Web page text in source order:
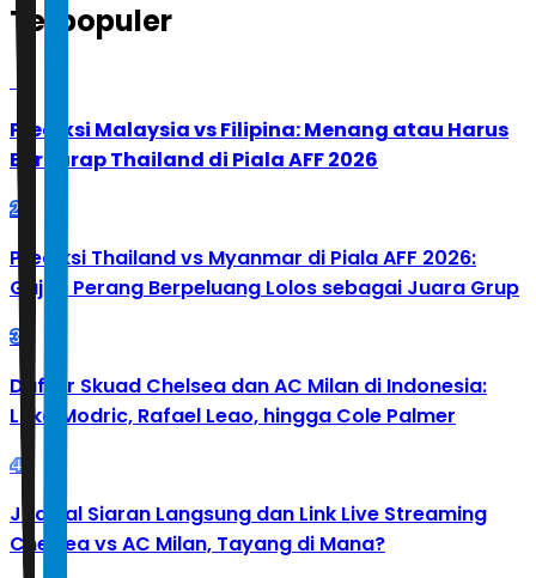
Terpopuler
1
Prediksi Malaysia vs Filipina: Menang atau Harus
Berharap Thailand di Piala AFF 2026
2
Prediksi Thailand vs Myanmar di Piala AFF 2026:
Gajah Perang Berpeluang Lolos sebagai Juara Grup
3
Daftar Skuad Chelsea dan AC Milan di Indonesia:
Luka Modric, Rafael Leao, hingga Cole Palmer
4
Jadwal Siaran Langsung dan Link Live Streaming
Chelsea vs AC Milan, Tayang di Mana?